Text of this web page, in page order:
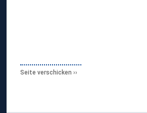
Seite verschicken